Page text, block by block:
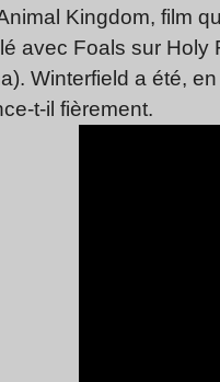
Kingdom, film
avec Foals sur Holy
Winterfield a été,
t-il fièrement.